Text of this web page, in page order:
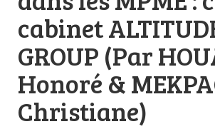
cabinet
GROUP (Par
Honoré &
Christiane)